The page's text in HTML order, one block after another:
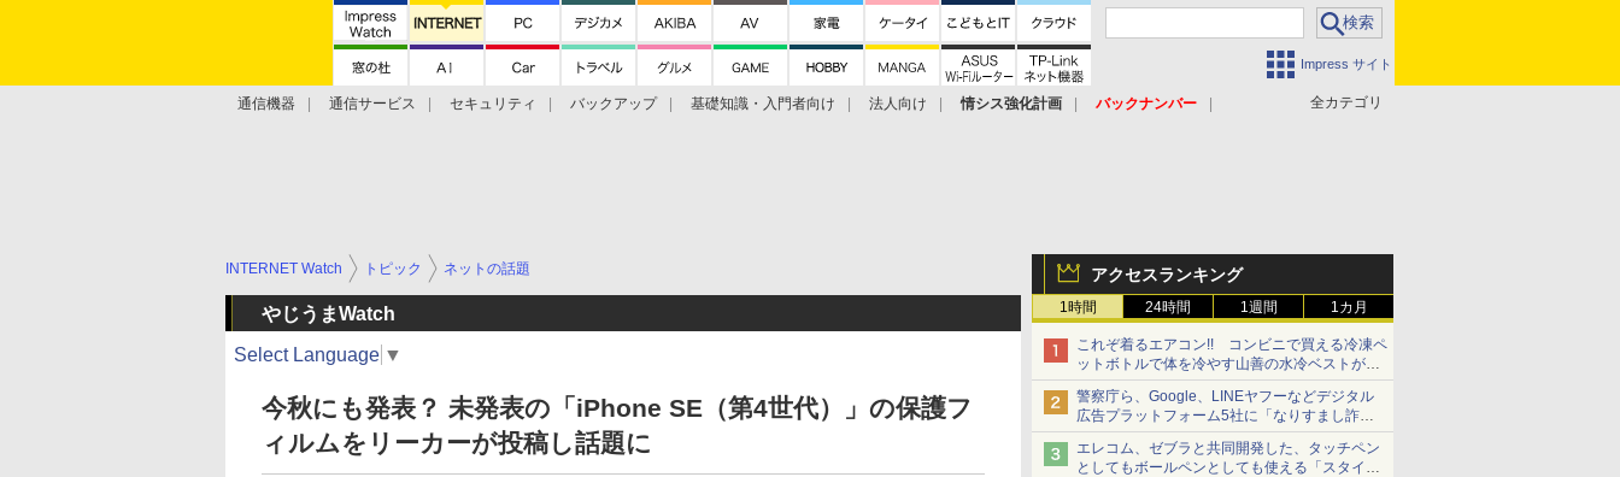
Impress サイト
全カテゴリ
通信機器 通信サービス セキュリティ バックアップ 基礎知識・入門者向け 法人向け 情シス強化計画
バックナンバー
アクセスランキング
1時間 24時間 1週間 1カ月
これぞ着るエアコン!! コンビニで買える冷凍ペ
ットボトルで体を冷やす山善の水冷ベストがロ
ードバイクにちょうどいい【ぼっち・ざ・ろー
ど！その14】【空いた時間でなにしてる？】
警察庁ら、Google、LINEヤフーなどデジタル
広告プラットフォーム5社に「なりすまし詐欺
広告」対策強化を要請 著名人の写真や映像を
使った投資詐欺などへの対策として
エレコム、ゼブラと共同開発した、タッチペン
としてもボールペンとしても使える「スタイラ
INTERNET Watch トピック ネットの話題
やじうまWatch
Select Language ▼
今秋にも発表？ 未発表の「iPhone SE（第4世代）」の保護フ
ィルムをリーカーが投稿し話題に